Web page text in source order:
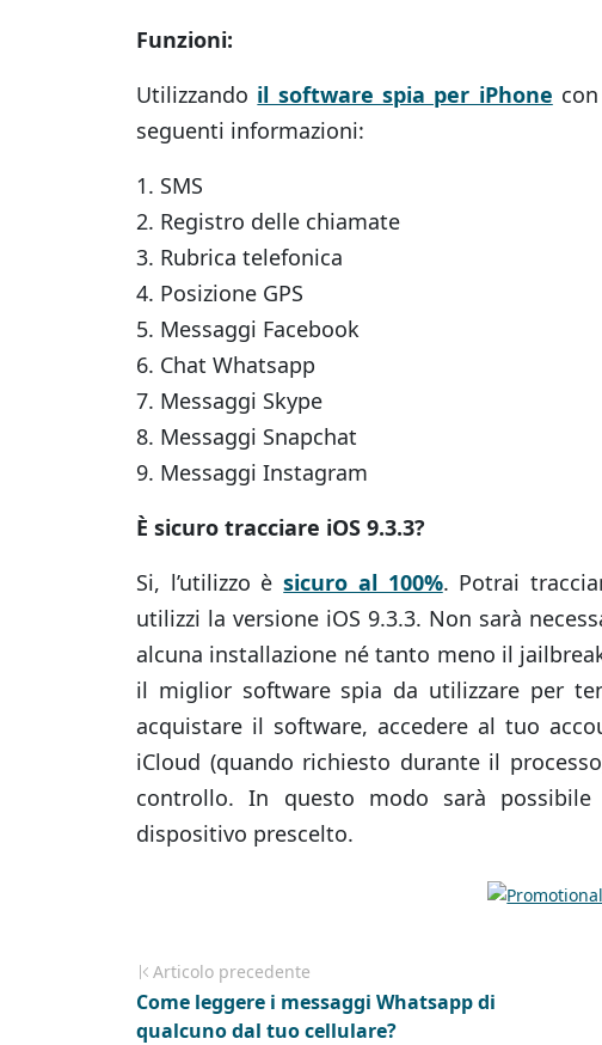
Funzioni:
Utilizzando il software spia per iPhone
seguenti informazioni:
1. SMS
2. Registro delle chiamate
3. Rubrica telefonica
4. Posizione GPS
5. Messaggi Facebook
6. Chat Whatsapp
7. Messaggi Skype
8. Messaggi Snapchat
9. Messaggi Instagram
È sicuro tracciare iOS 9.3.3?
Si, l’utilizzo èsicuro al 100%. Potrai
utilizzi la versione iOS 9.3.3. Non sarà
alcuna installazione né tanto meno il
il miglior software spia da utilizzare per
acquistare il software, accedere al tuo
iCloud (quando richiesto durante il
controllo. In questo modo sarà
dispositivo prescelto.
Articolo precedente
Come leggere i messaggi Whatsapp di
qualcuno dal tuo cellulare?